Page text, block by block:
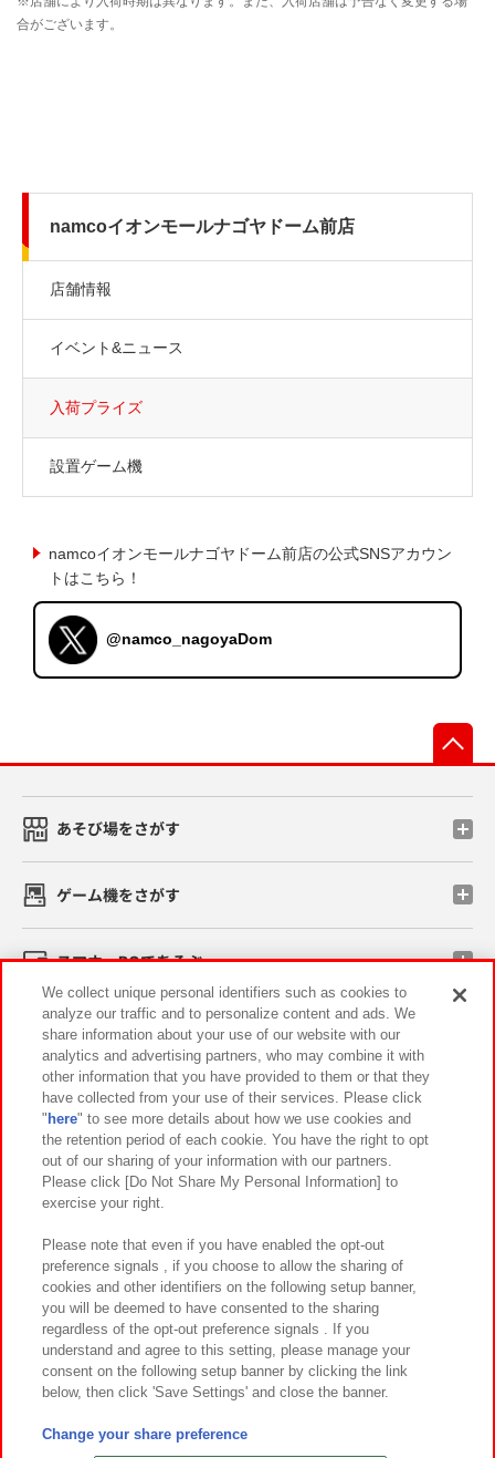
namcoイオンモールナゴヤドーム前店
店舗情報
イベント&ニュース
入荷プライズ
設置ゲーム機
namcoイオンモールナゴヤドーム前店の公式SNSアカウン
トはこちら！
@namco_nagoyaDom
あそび場をさがす
ゲーム機をさがす
スマホ・PCであそぶ
イベント・キャンペーン
関連会社 サステナビリティ サイトポリシー
プライバシーポリシー ウェブアクセシビリティ方針と検証結果
お取引先さまとともに
カスタマーハラスメント対応方針 よくあるご質問・お問い合わせ
©Bandai Namco Amusement Inc.
©Bandai Namco Amusement Lab Inc.
We collect unique personal identifiers such as cookies to
analyze our traffic and to personalize content and ads. We
share information about your use of our website with our
analytics and advertising partners, who may combine it with
other information that you have provided to them or that they
have collected from your use of their services. Please click
" here" to see more details about how we use cookies and
the retention period of each cookie. You have the right to opt
out of our sharing of your information with our partners.
Please click [Do Not Share My Personal Information] to
exercise your right.
Please note that even if you have enabled the opt-out
preference signals , if you choose to allow the sharing of
cookies and other identifiers on the following setup banner,
you will be deemed to have consented to the sharing
regardless of the opt-out preference signals . If you
understand and agree to this setting, please manage your
consent on the following setup banner by clicking the link
below, then click 'Save Settings' and close the banner.
Change your share preference